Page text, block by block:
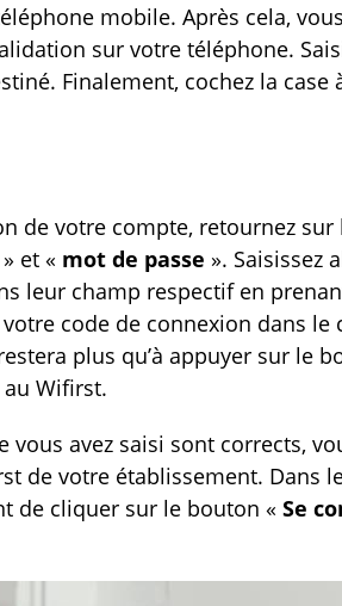
mobile. Après cela,
sur votre téléphone.
Finalement, cochez la case
de votre compte, retournez
» et « mot de passe ». Saisissez
leur champ respectif en
code de connexion dans le
plus qu’à appuyer sur le
Wifirst.
vous avez saisi sont corrects,
de votre établissement. Dans
de cliquer sur le bouton « Se